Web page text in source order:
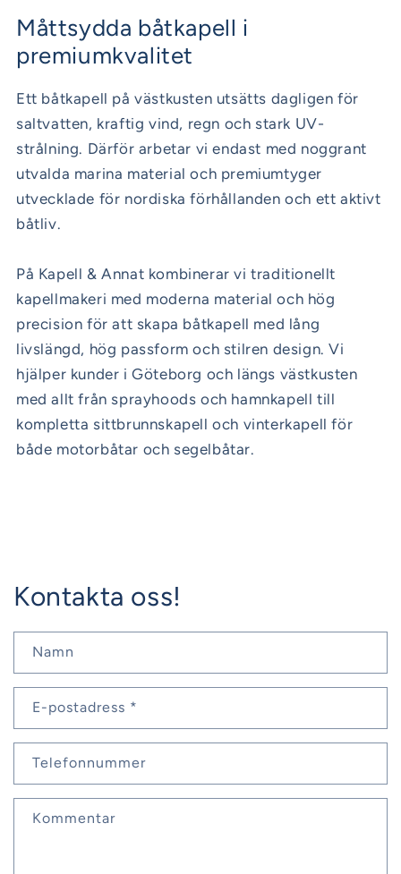
Måttsydda båtkapell i
premiumkvalitet
Ett båtkapell på västkusten utsätts dagligen för
saltvatten, kraftig vind, regn och stark UV-
strålning. Därför arbetar vi endast med noggrant
utvalda marina material och premiumtyger
utvecklade för nordiska förhållanden och ett aktivt
båtliv.
På Kapell & Annat kombinerar vi traditionellt
kapellmakeri med moderna material och hög
precision för att skapa båtkapell med lång
livslängd, hög passform och stilren design. Vi
hjälper kunder i Göteborg och längs västkusten
med allt från sprayhoods och hamnkapell till
kompletta sittbrunnskapell och vinterkapell för
både motorbåtar och segelbåtar.
Kontakta oss!
Namn
E-postadress *
Telefonnummer
Kommentar